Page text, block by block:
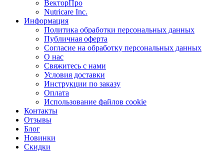
ВекторПро
Nutricare Inc.
Информация
Политика обработки персональных данных
Публичная оферта
Согласие на обработку персональных данных
О нас
Свяжитесь с нами
Условия доставки
Инструкции по заказу
Оплата
Использование файлов cookie
Контакты
Отзывы
Блог
Новинки
Скидки